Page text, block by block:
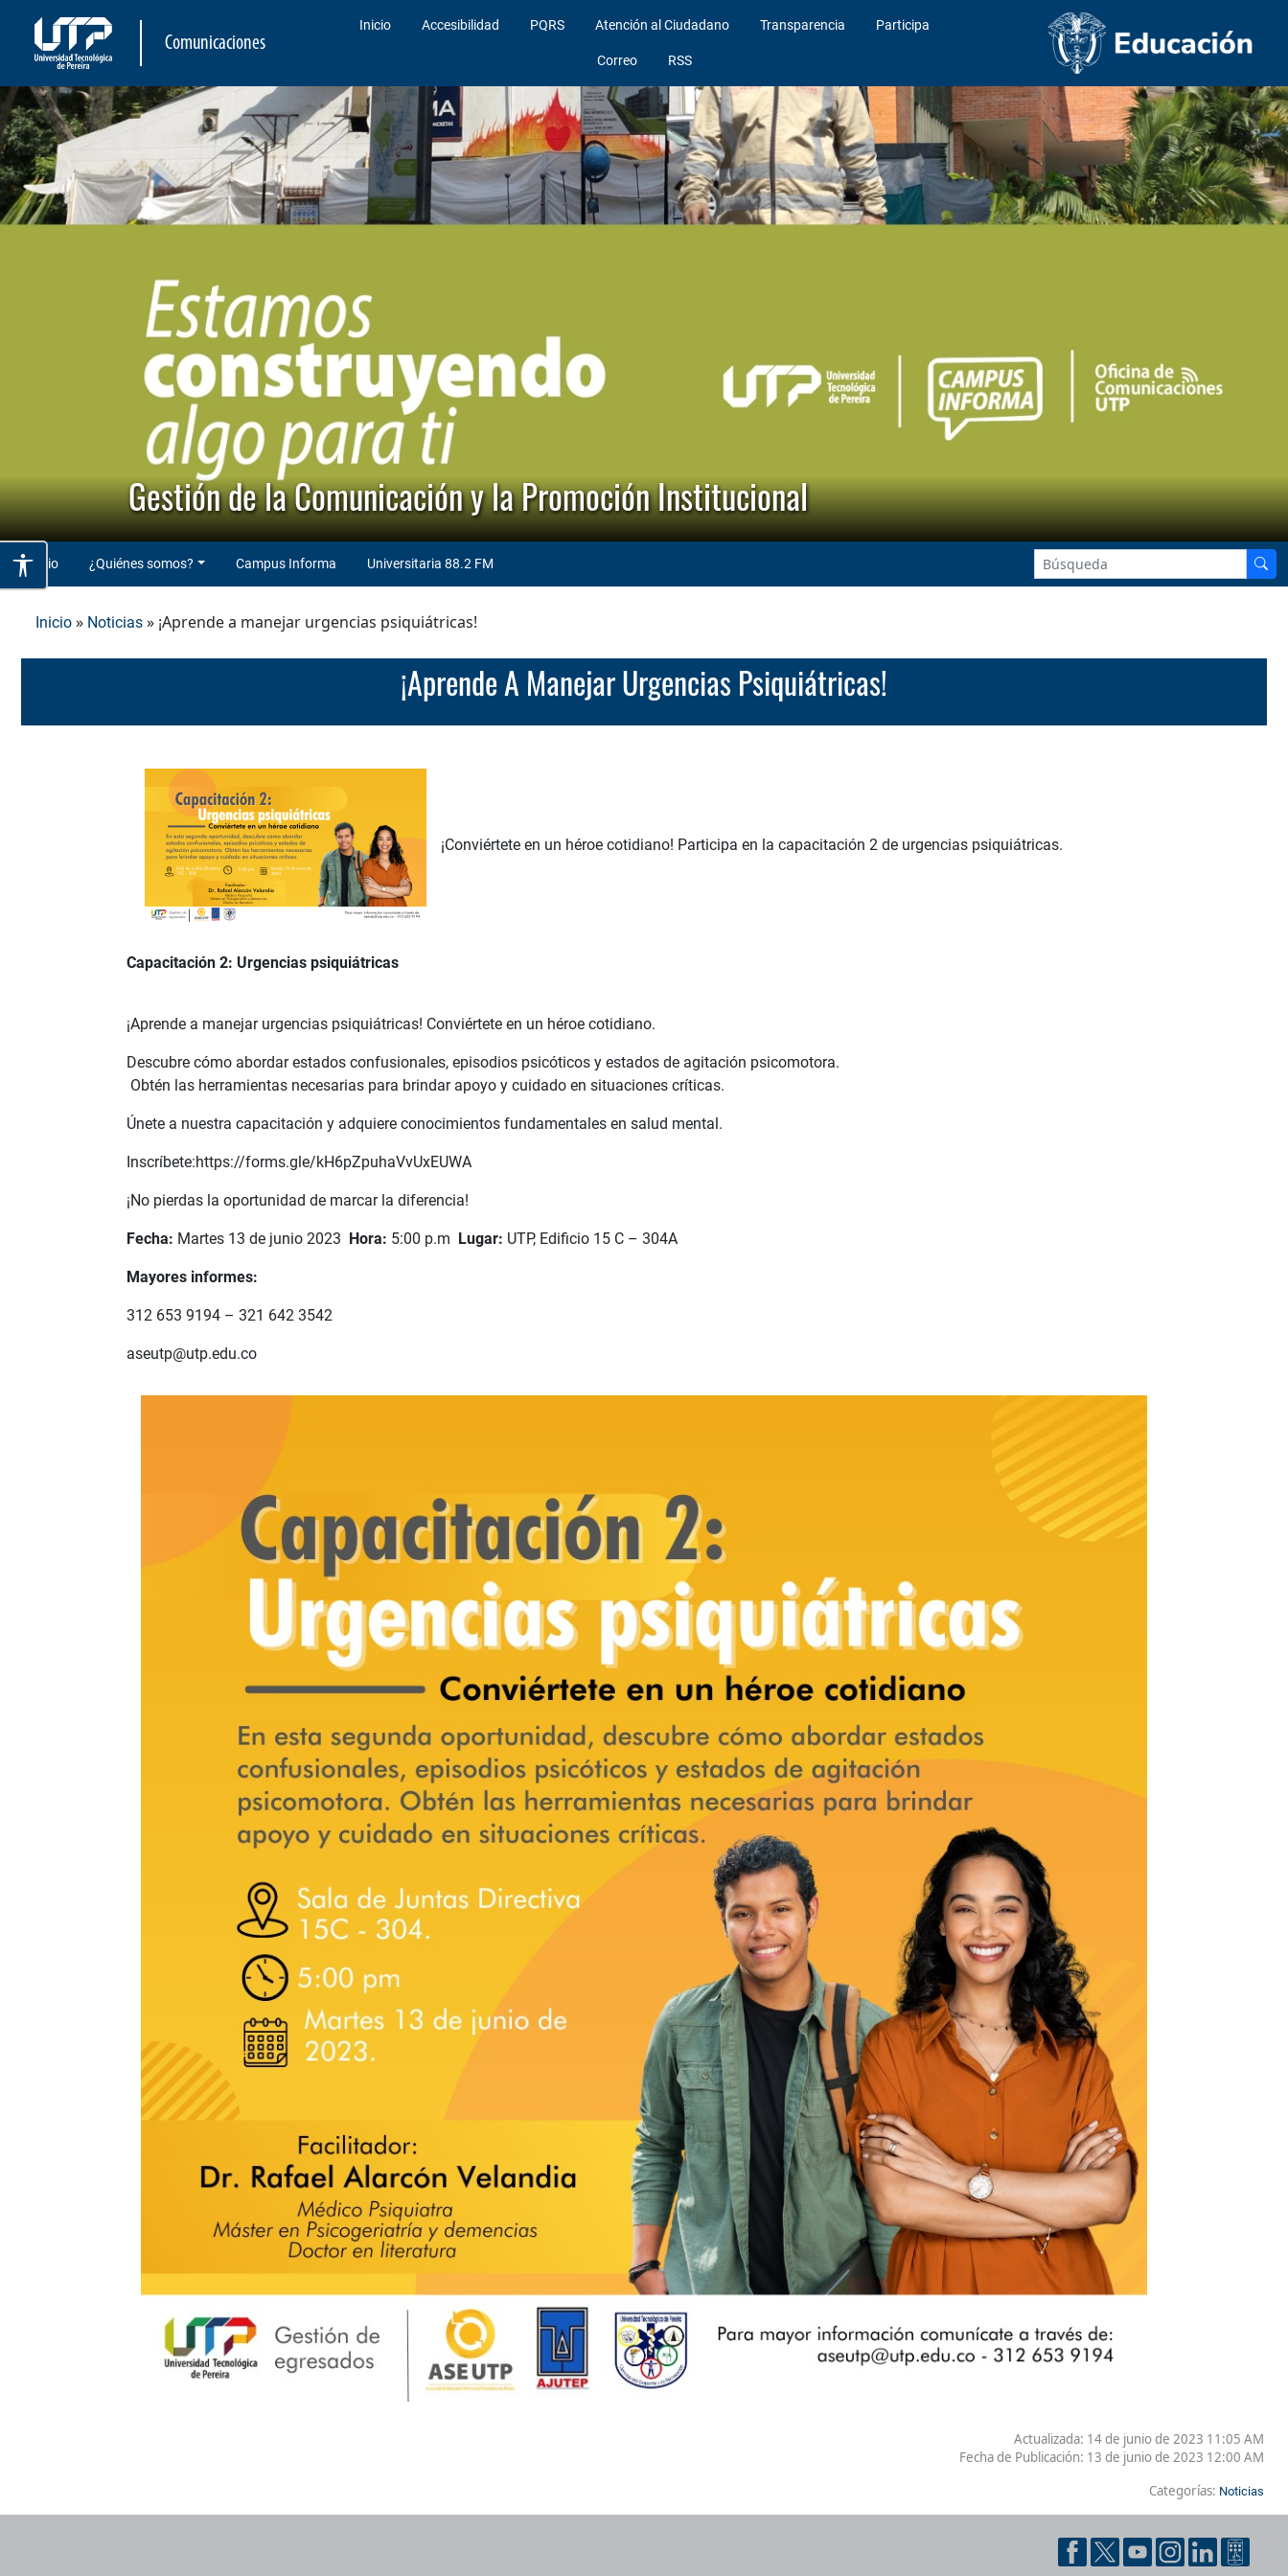
Comunicaciones
Inicio Accesibilidad PQRS Atención al Ciudadano Transparencia Participa
Correo RSS
Gestión de la Comunicación y la Promoción Institucional
Inicio ¿Quiénes somos? Campus Informa Universitaria 88.2 FM
Inicio » Noticias » ¡Aprende a manejar urgencias psiquiátricas!
¡Aprende A Manejar Urgencias Psiquiátricas!
¡Conviértete en un héroe cotidiano! Participa en la capacitación 2 de urgencias psiquiátricas.
Capacitación 2: Urgencias psiquiátricas
¡Aprende a manejar urgencias psiquiátricas! Conviértete en un héroe cotidiano.
Descubre cómo abordar estados confusionales, episodios psicóticos y estados de agitación psicomotora.
Obtén las herramientas necesarias para brindar apoyo y cuidado en situaciones críticas.
Únete a nuestra capacitación y adquiere conocimientos fundamentales en salud mental.
Inscríbete:https://forms.gle/kH6pZpuhaVvUxEUWA
¡No pierdas la oportunidad de marcar la diferencia!
Fecha: Martes 13 de junio 2023 Hora: 5:00 p.m Lugar: UTP, Edificio 15 C – 304A
Mayores informes:
312 653 9194 – 321 642 3542
aseutp@utp.edu.co
Actualizada: 14 de junio de 2023 11:05 AM
Fecha de Publicación: 13 de junio de 2023 12:00 AM
Categorías: Noticias